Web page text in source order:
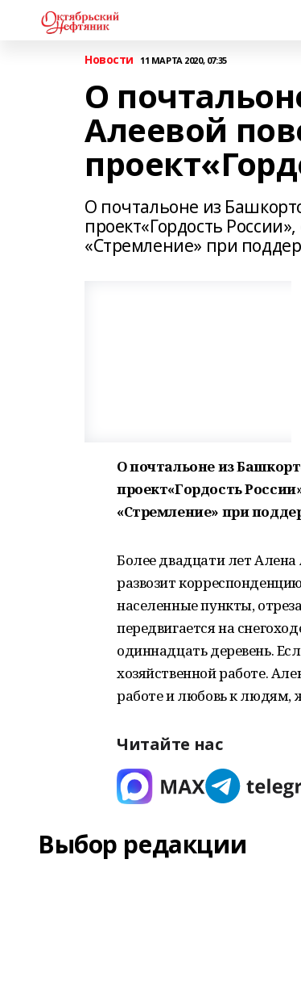
Новости 11 МАРТА 2020, 07:35
О
Алеевой
О почтальоне из
проект«Гордость
«Стремление» при
О почтальоне из
проект«Гордость
«Стремление» при
Более двадцати лет Алена
развозит
населенные пункты,
передвигается на
одиннадцать деревень.
хозяйственной работе.
работе и любовь к людям,
Читайте нас
Выбор редакции